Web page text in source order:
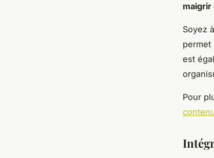
maigrir
Soyez
permet
est
Pour